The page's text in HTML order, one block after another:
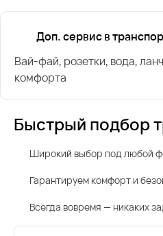
Доп. сервис в
Вай-фай, розетки, вода,
комфорта
Быстрый подбор
Широкий выбор под любой
Гарантируем комфорт и
Всегда вовремя — никаких